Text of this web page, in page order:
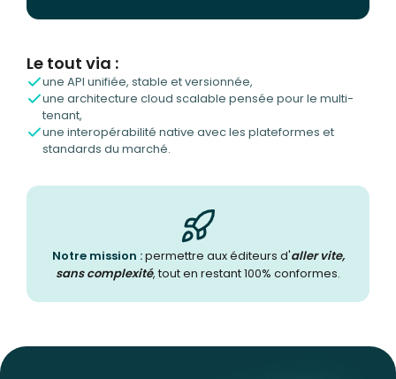
Le tout via :
une API unifiée, stable et versionnée,
une architecture cloud scalable pensée pour le multi-
tenant,
une interopérabilité native avec les plateformes et
standards du marché.
Notre mission :permettre aux éditeurs d'aller vite,
sans complexité, tout en restant 100% conformes.